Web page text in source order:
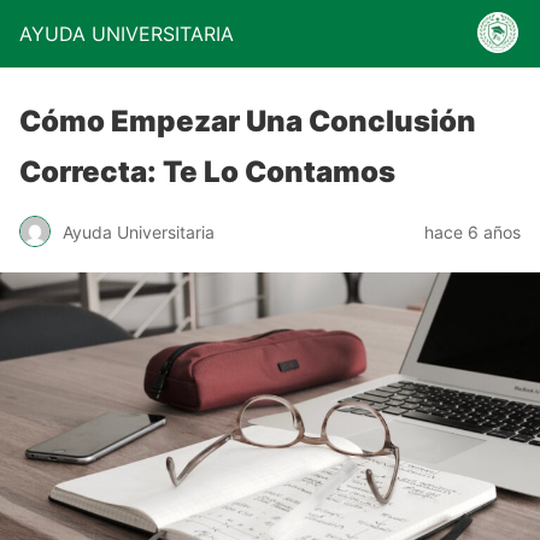
AYUDA UNIVERSITARIA
Cómo Empezar Una Conclusión
Correcta: Te Lo Contamos
Ayuda Universitaria hace 6 años